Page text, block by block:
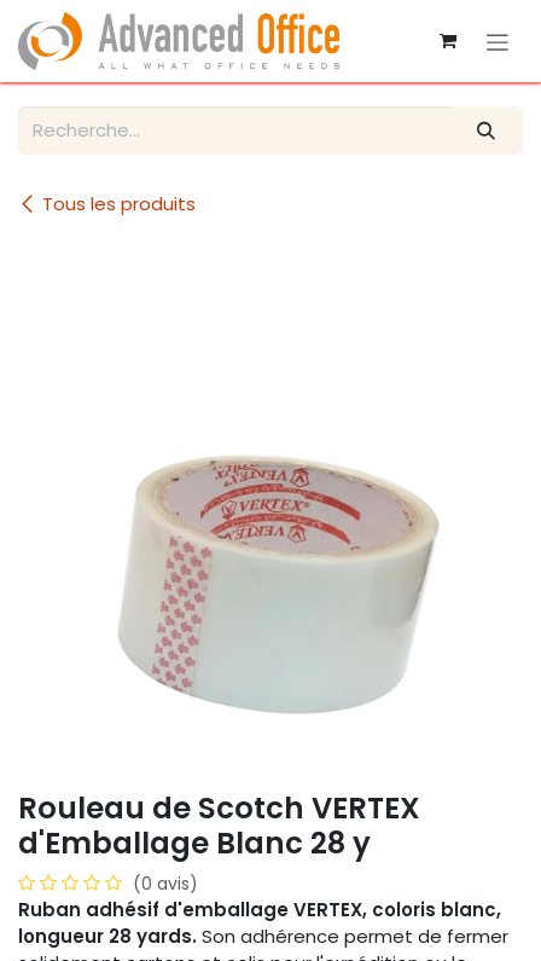
Se rendre au contenu
Tous les produits
Rouleau de Scotch VERTEX
d'Emballage Blanc 28 y
(0 avis)
Ruban adhésif d'emballage VERTEX, coloris blanc,
longueur 28 yards.Son adhérence permet de fermer